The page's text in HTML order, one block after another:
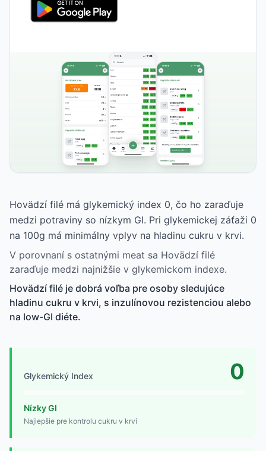
Hovädzí filé má glykemický index 0, čo ho zaraďuje
medzi potraviny so nízkym GI. Pri glykemickej záťaži 0
na 100g má minimálny vplyv na hladinu cukru v krvi.
V porovnaní s ostatnými meat sa Hovädzí filé
zaraďuje medzi najnižšie v glykemickom indexe.
Hovädzí filé je dobrá voľba pre osoby sledujúce
hladinu cukru v krvi, s inzulínovou rezistenciou alebo
na low-GI diéte.
Glykemický Index 0
Nízky GI
Najlepšie pre kontrolu cukru v krvi